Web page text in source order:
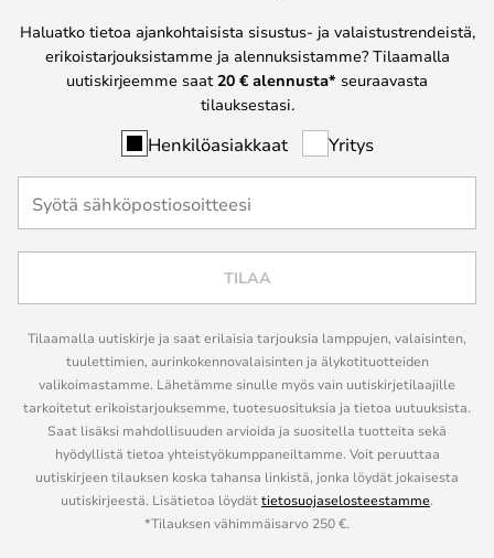
Haluatko tietoa ajankohtaisista sisustus- ja valaistustrendeistä,
erikoistarjouksistamme ja alennuksistamme? Tilaamalla
uutiskirjeemme saat 20 € alennusta* seuraavasta
tilauksestasi.
Henkilöasiakkaat Yritys
TILAA
Tilaamalla uutiskirje ja saat erilaisia tarjouksia lamppujen, valaisinten,
tuulettimien, aurinkokennovalaisinten ja älykotituotteiden
valikoimastamme. Lähetämme sinulle myös vain uutiskirjetilaajille
tarkoitetut erikoistarjouksemme, tuotesuosituksia ja tietoa uutuuksista.
Saat lisäksi mahdollisuuden arvioida ja suositella tuotteita sekä
hyödyllistä tietoa yhteistyökumppaneiltamme. Voit peruuttaa
uutiskirjeen tilauksen koska tahansa linkistä, jonka löydät jokaisesta
uutiskirjeestä. Lisätietoa löydättietosuojaselosteestamme.
*Tilauksen vähimmäisarvo 250 €.